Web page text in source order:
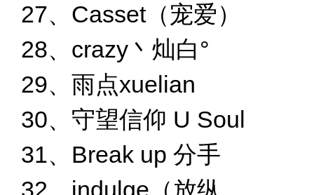
27、Casset（宠爱）
28、crazy丶灿白°
29、雨点xuelian
30、守望信仰 U Soul
31、Break up 分手
32、indulge（放纵